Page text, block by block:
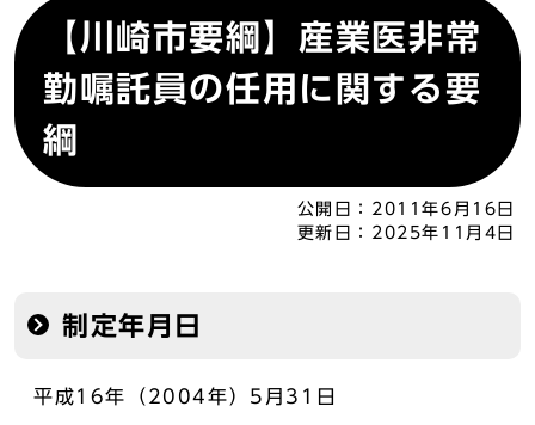
【川崎市要綱】産業医非常
勤嘱託員の任用に関する要
綱
公開日： 2011年6月16日
更新日： 2025年11月4日
制定年月日
平成16年（2004年）5月31日